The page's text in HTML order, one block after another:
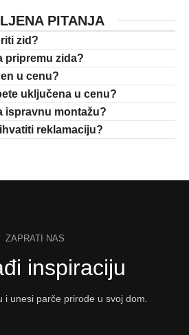
PITANJA
zid?
pripremu zida?
u cenu?
uključena u cenu?
ispravnu montažu?
reklamaciju?
ZAPRATI NAS
inspiraciju
i unesi parče prirode u svoj dom.